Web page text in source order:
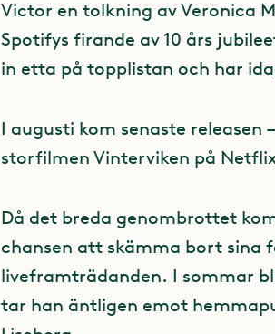
Victor en tolkning av Veronica
Spotifys firande av 10 års
in etta på topplistan och har
I augusti kom senaste releasen
storfilmen Vinterviken på
Då det breda genombrottet
chansen att skämma bort sina
liveframträdanden. I sommar
tar han äntligen emot